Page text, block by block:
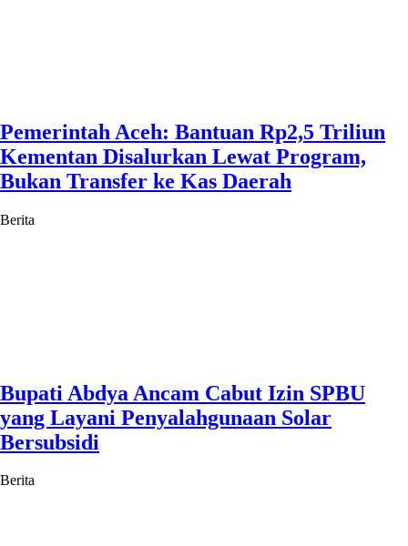
Pemerintah Aceh: Bantuan Rp2,5 Triliun
Kementan Disalurkan Lewat Program,
Bukan Transfer ke Kas Daerah
Berita
Bupati Abdya Ancam Cabut Izin SPBU
yang Layani Penyalahgunaan Solar
Bersubsidi
Berita